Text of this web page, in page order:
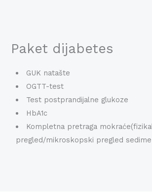
Paket dijabetes
GUK natašte
OGTT-test
Test postprandijalne glukoze
HbA1c
Kompletna pretraga
pregled/mikroskopski pregled